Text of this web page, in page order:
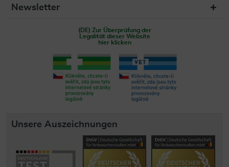
Newsletter
(DE) Zur Überprüfung der
Legalität dieser Website
hier klicken
Unsere Auszeichnungen